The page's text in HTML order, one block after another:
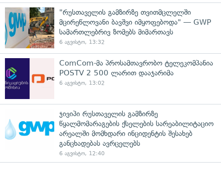
"რუსთაველის გამზირზე თვითმცლელში
მცირეწლოვანი ბავშვი იმყოფებოდა" — GWP
სამართლებრივ ზომებს მიმართავს
6 აგვისტო, 13:32
ComCom-მა პროსამთავრობო ტელეკომპანია
POSTV 2 500 ლარით დააჯარიმა
6 აგვისტო, 13:02
ჯივიპი რუსთაველის გამზირზე
წყალმომარაგების ქსელების სარეაბილიტაციო
არეალში მომხდარი ინციდენტის შესახებ
განცხადებას ავრცელებს
6 აგვისტო, 12:40